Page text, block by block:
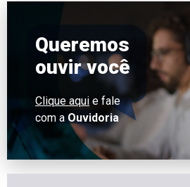
Queremos
ouvir você
Clique aqui e fale
com aOuvidoria